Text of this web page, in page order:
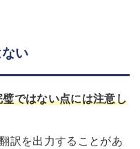
い
ではない点には注意し
訳を出力することがあ